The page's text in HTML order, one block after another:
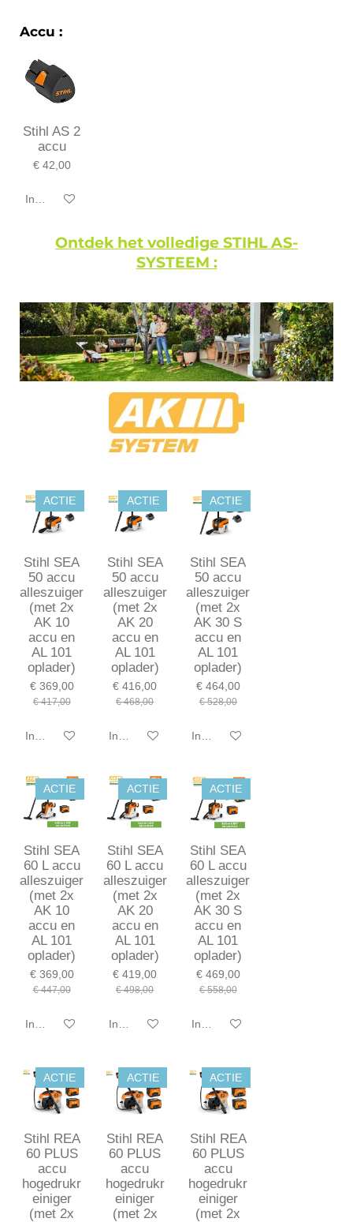
Accu :
Stihl AS 2
accu
€ 42,00
In winkelwagen
Ontdek het volledige STIHL AS-
SYSTEEM :
ACTIE
Stihl SEA
50 accu
alleszuiger
(met 2x
AK 10
accu en
AL 101
oplader)
€ 369,00
€ 417,00
In winkelwagen
ACTIE
Stihl SEA
50 accu
alleszuiger
(met 2x
AK 20
accu en
AL 101
oplader)
€ 416,00
€ 468,00
In winkelwagen
ACTIE
Stihl SEA
50 accu
alleszuiger
(met 2x
AK 30 S
accu en
AL 101
oplader)
€ 464,00
€ 528,00
In winkelwagen
ACTIE
Stihl SEA
60 L accu
alleszuiger
(met 2x
AK 10
accu en
AL 101
oplader)
€ 369,00
€ 447,00
In winkelwagen
ACTIE
Stihl SEA
60 L accu
alleszuiger
(met 2x
AK 20
accu en
AL 101
oplader)
€ 419,00
€ 498,00
In winkelwagen
ACTIE
Stihl SEA
60 L accu
alleszuiger
(met 2x
AK 30 S
accu en
AL 101
oplader)
€ 469,00
€ 558,00
In winkelwagen
ACTIE
Stihl REA
60 PLUS
accu
hogedrukr
einiger
(met 2x
ACTIE
Stihl REA
60 PLUS
accu
hogedrukr
einiger
(met 2x
ACTIE
Stihl REA
60 PLUS
accu
hogedrukr
einiger
(met 2x